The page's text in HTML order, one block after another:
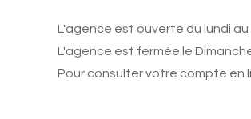
L'agence est ouverte du lundi au
L'agence est fermée le
Pour consulter votre compte en